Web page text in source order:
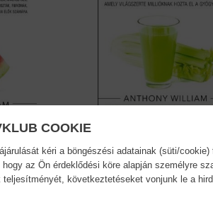
Csodatévő zeller -
Anthony William
COOKIE
kéri a böngészési adatainak (süti/
az Ön érdeklődési köre alapján személyre
teljesítményét, következtetéseket vonjunk le a